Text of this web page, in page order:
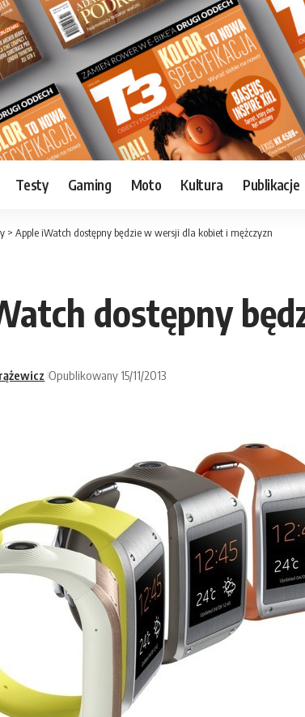
Testy Gaming Moto Kultura Publikacje
> Apple iWatch dostępny będzie w wersji dla kobiet i mężczyzn
dostępny
Opublikowany 15/11/2013